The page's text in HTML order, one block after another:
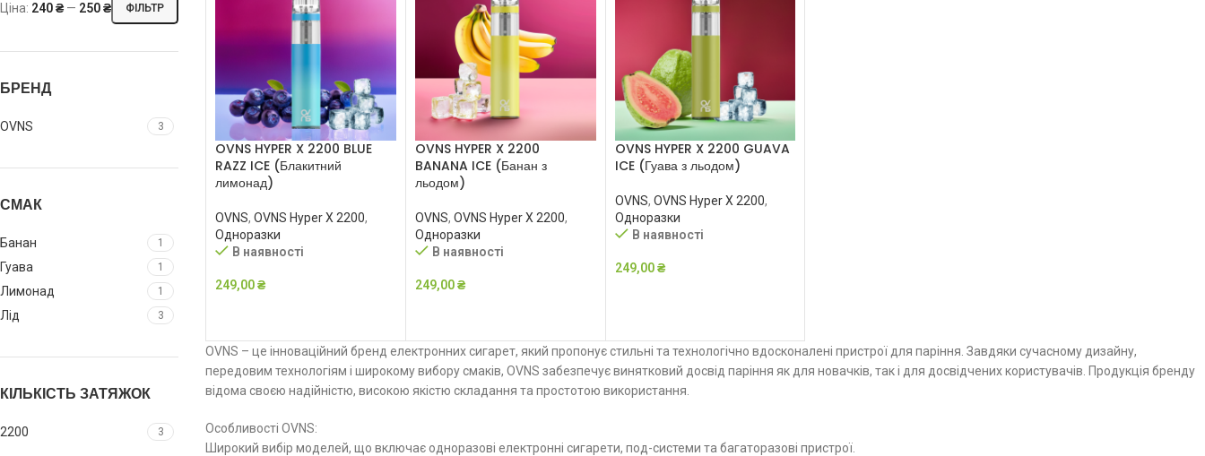
ФІЛЬТР
Ціна: 240 ₴ — 250 ₴
БРЕНД
OVNS 3
СМАК
Банан 1
Гуава 1
Лимонад 1
Лід 3
КІЛЬКІСТЬ ЗАТЯЖОК
2200 3
OVNS HYPER X 2200 BLUE
RAZZ ICE (Блакитний
лимонад)
OVNS, OVNS Hyper X 2200,
Одноразки
В наявності
249,00₴
OVNS HYPER X 2200
BANANA ICE (Банан з
льодом)
OVNS, OVNS Hyper X 2200,
Одноразки
В наявності
249,00₴
OVNS HYPER X 2200 GUAVA
ICE (Гуава з льодом)
OVNS, OVNS Hyper X 2200,
Одноразки
В наявності
249,00₴
OVNS – це інноваційний бренд електронних сигарет, який пропонує стильні та технологічно вдосконалені пристрої для паріння. Завдяки сучасному дизайну,
передовим технологіям і широкому вибору смаків, OVNS забезпечує винятковий досвід паріння як для новачків, так і для досвідчених користувачів. Продукція бренду
відома своєю надійністю, високою якістю складання та простотою використання.
Особливості OVNS:
Широкий вибір моделей, що включає одноразові електронні сигарети, под-системи та багаторазові пристрої.